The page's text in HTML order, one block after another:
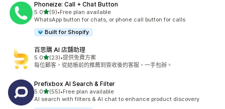
Phoneize: Call + Chat Button
5.0滿分 5 顆星
(9)
共有 9 則評價
•Free plan available
WhatsApp button for chats, or phone call button for calls
Built for Shopify
百思購 AI 店舖助理
5.0滿分 5 顆星
(23)
共有 23 則評價
•提供免費方案
每位顧客，從結帳前的推薦到簽收後的客服，一手包辦。
Prefixbox AI Search & Filter
5.0滿分 5 顆星
(55)
共有 55 則評價
•Free plan available
AI search with filters & AI chat to enhance product discovery